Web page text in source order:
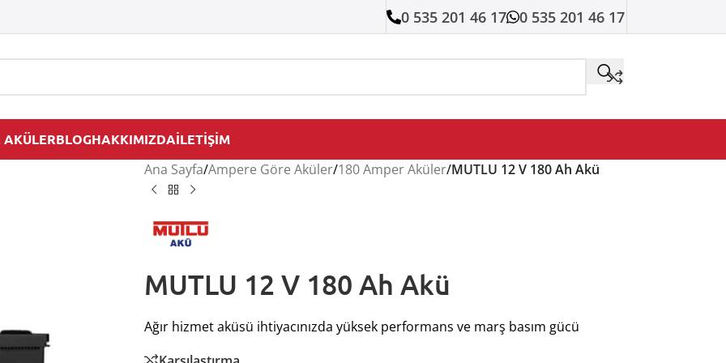
0 535 201 46 17 0 535 201 46 17
AKÜLERBLOGHAKKIMIZDAİLETİŞİM
Ana Sayfa/Ampere Göre Aküler/180 Amper Aküler/MUTLU 12 V 180 Ah Akü
MUTLU 12 V 180 Ah Akü
Ağır hizmet aküsü ihtiyacınızda yüksek performans ve marş basım gücü